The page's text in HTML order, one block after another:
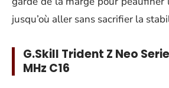
jusqu’où aller sans sacrifier la
G.Skill Trident Z Neo
MHz C16